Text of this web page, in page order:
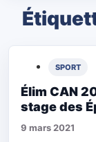
SPORT
Élim CAN
stage des
9 mars 2021